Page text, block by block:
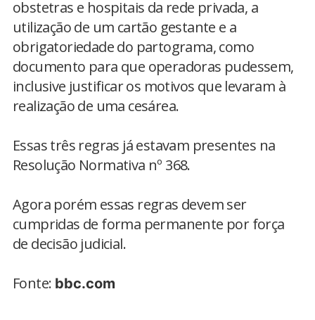
obstetras e hospitais da rede privada, a
utilização de um cartão gestante e a
obrigatoriedade do partograma, como
documento para que operadoras pudessem,
inclusive justificar os motivos que levaram à
realização de uma cesárea.
Essas três regras já estavam presentes na
Resolução Normativa nº 368.
Agora porém essas regras devem ser
cumpridas de forma permanente por força
de decisão judicial.
Fonte: bbc.com